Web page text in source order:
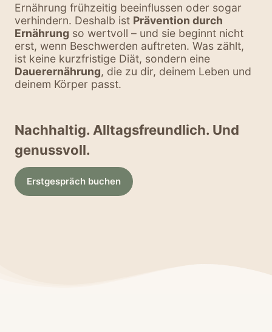
Ernährung frühzeitig beeinflussen oder sogar
verhindern. Deshalb ist Prävention durch
Ernährung so wertvoll – und sie beginnt nicht
erst, wenn Beschwerden auftreten. Was zählt,
ist keine kurzfristige Diät, sondern eine
Dauerernährung, die zu dir, deinem Leben und
deinem Körper passt.
Nachhaltig. Alltagsfreundlich. Und
genussvoll.
Erstgespräch buchen